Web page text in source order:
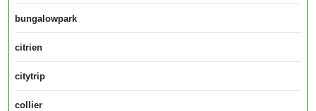
bungalowpark
citrien
citytrip
collier